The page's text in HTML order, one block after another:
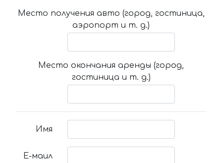
Место получения авто (город, гостиница,
аэропорт и т. д.)
Место окончания аренды (город,
гостиница и т. д.)
Имя
Е-маил